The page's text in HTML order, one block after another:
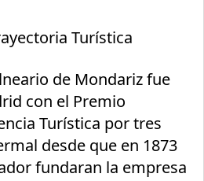
Turística
de Mondariz fue
con el Premio
Turística por tres
desde que en 1873
fundaran la empresa